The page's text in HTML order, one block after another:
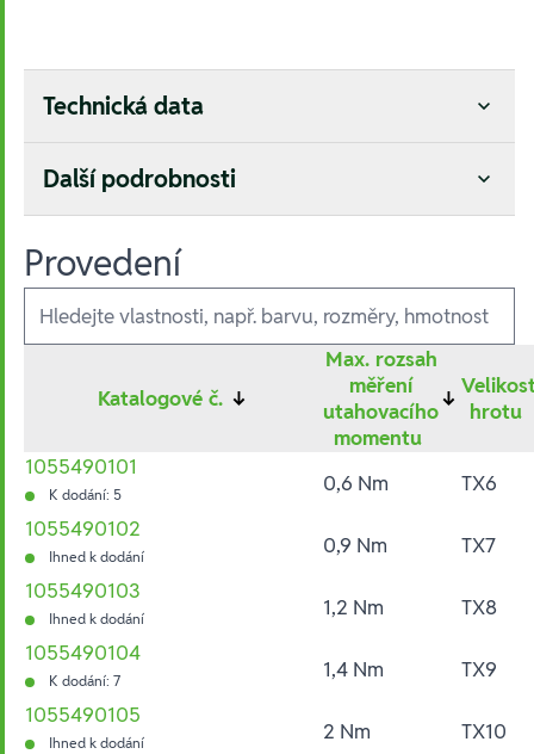
Technická data
Další podrobnosti
Provedení
Ausführungen
Katalogové č. ↓
Max. rozsah
měření
utahovacího
momentu
↓
hrotu
1055490101
K dodání: 5 0,6 Nm
TX6
1055490102
Ihned k dodání 0,9 Nm
TX7
1055490103
Ihned k dodání 1,2 Nm
TX8
1055490104
K dodání: 7 1,4 Nm
TX9
1055490105
Ihned k dodání 2 Nm
TX10